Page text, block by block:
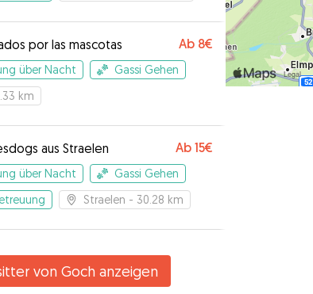
por las mascotas Ab 8€
über Nacht
Gassi Gehen
km
aus Straelen Ab 15€
über Nacht
Gassi Gehen
Straelen - 30.28 km
von Goch anzeigen